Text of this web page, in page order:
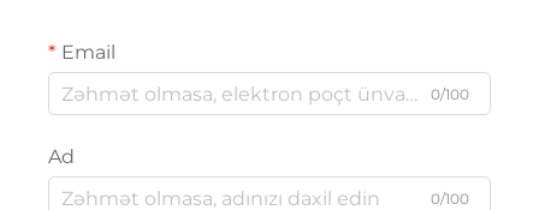
Email
0/100
Ad
0/100